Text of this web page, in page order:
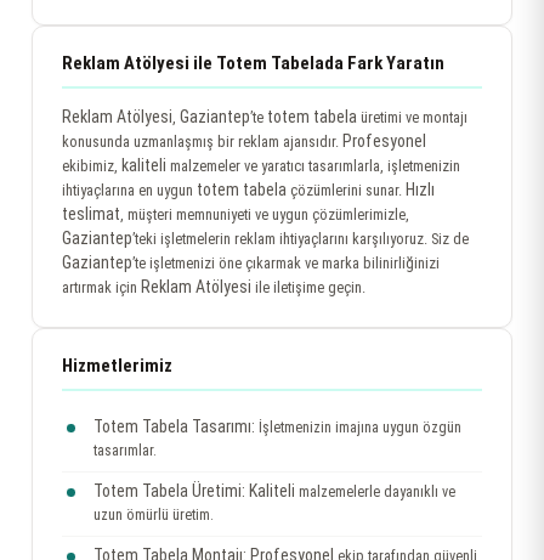
Reklam Atölyesi ile Totem Tabelada Fark Yaratın
Reklam Atölyesi, Gaziantep’te totem tabela üretimi ve montajı
konusunda uzmanlaşmış bir reklam ajansıdır. Profesyonel
ekibimiz, kaliteli malzemeler ve yaratıcı tasarımlarla, işletmenizin
ihtiyaçlarına en uygun totem tabela çözümlerini sunar. Hızlı
teslimat, müşteri memnuniyeti ve uygun çözümlerimizle,
Gaziantep’teki işletmelerin reklam ihtiyaçlarını karşılıyoruz. Siz de
Gaziantep’te işletmenizi öne çıkarmak ve marka bilinirliğinizi
artırmak için Reklam Atölyesi ile iletişime geçin.
Hizmetlerimiz
Totem Tabela Tasarımı: İşletmenizin imajına uygun özgün
tasarımlar.
Totem Tabela Üretimi: Kaliteli malzemelerle dayanıklı ve
uzun ömürlü üretim.
Totem Tabela Montajı: Profesyonel ekip tarafından güvenli